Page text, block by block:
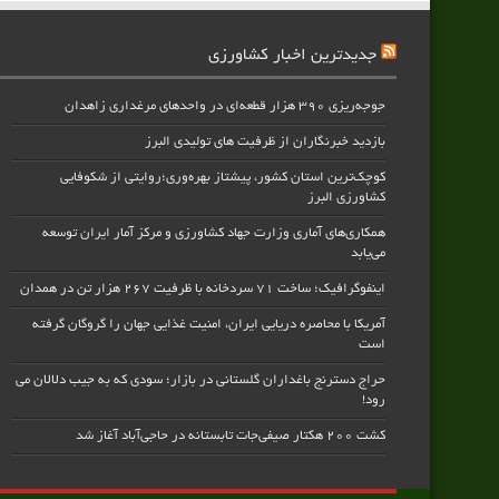
جدیدترین اخبار کشاورزی
جوجه‌ریزی ۳۹۰ هزار قطعه‌ای در واحدهای مرغداری زاهدان
بازدید خبرنگاران از ظرفیت های تولیدی البرز
کوچک‌ترین استان کشور، پیشتاز بهره‌وری؛روایتی از شکوفایی
کشاورزی البرز
همکاری‌های آماری وزارت جهاد کشاورزی و مرکز آمار ایران توسعه
می‌یابد
اینفوگرافیک؛ ساخت ۷۱ سردخانه با ظرفیت ۲۶۷ هزار تن در همدان
آمریکا با محاصره دریایی ایران، امنیت غذایی جهان را گروگان گرفته
است
حراج دسترنج باغداران گلستانی در بازار؛ سودی که به جیب دلالان می
رود!
کشت ۲۰۰ هکتار صیفی‌جات تابستانه در حاجی‌آباد آغاز شد